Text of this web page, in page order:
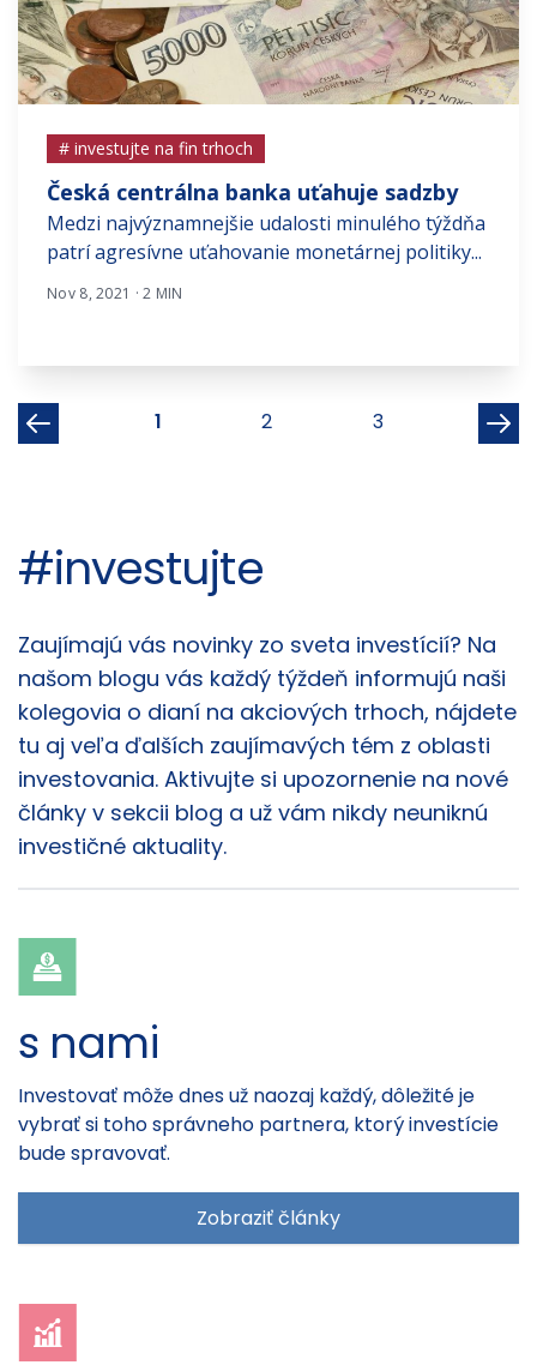
# investujte na fin trhoch
Česká centrálna banka uťahuje sadzby
Medzi najvýznamnejšie udalosti minulého týždňa
patrí agresívne uťahovanie monetárnej politiky...
Nov 8, 2021 · 2 MIN
1 2 3
#investujte
Články
Zaujímajú vás novinky zo sveta investícií? Na
našom blogu vás každý týždeň informujú naši
kolegovia o dianí na akciových trhoch, nájdete
tu aj veľa ďalších zaujímavých tém z oblasti
investovania. Aktivujte si upozornenie na nové
články v sekcii blog a už vám nikdy neuniknú
investičné aktuality.
s nami
Investovať môže dnes už naozaj každý, dôležité je
vybrať si toho správneho partnera, ktorý investície
bude spravovať.
Zobraziť články